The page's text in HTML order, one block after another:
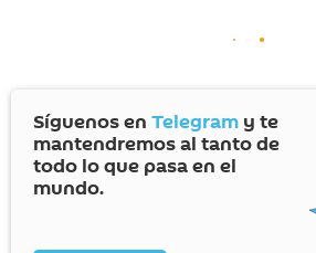
Síguenos en Telegram y te
mantendremos al tanto de
todo lo que pasa en el
mundo.